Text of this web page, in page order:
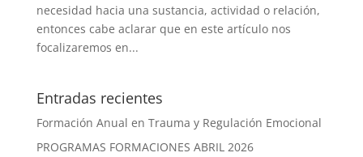
necesidad hacia una sustancia, actividad o relación,
entonces cabe aclarar que en este artículo nos
focalizaremos en...
Entradas recientes
Formación Anual en Trauma y Regulación Emocional
PROGRAMAS FORMACIONES ABRIL 2026